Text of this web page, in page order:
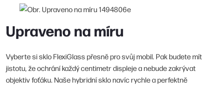
Upraveno na míru
Vyberte si sklo FlexiGlass přesně pro svůj mobil. Pak budete mít
jistotu, že ochrání každý centimetr displeje a nebude zakrývat
objektiv foťáku. Naše hybridní sklo navíc rychle a perfektně